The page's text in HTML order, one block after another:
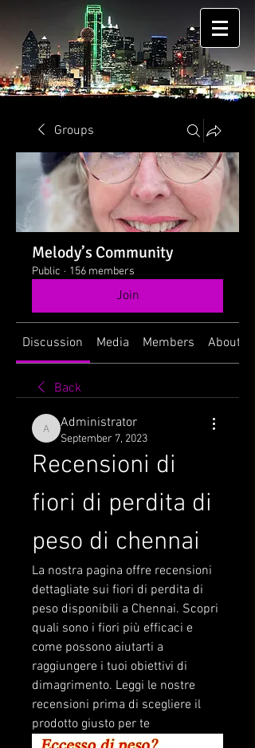
Groups
Melody’s Community
Public · 156 members
Join
Discussion Media Members About
Back
Administrator
Administrator
September 7, 2023
Recensioni di
fiori di perdita di
peso di chennai
La nostra pagina offre recensioni
dettagliate sui fiori di perdita di
peso disponibili a Chennai. Scopri
quali sono i fiori più efficaci e
come possono aiutarti a
raggiungere i tuoi obiettivi di
dimagrimento. Leggi le nostre
recensioni prima di scegliere il
prodotto giusto per te